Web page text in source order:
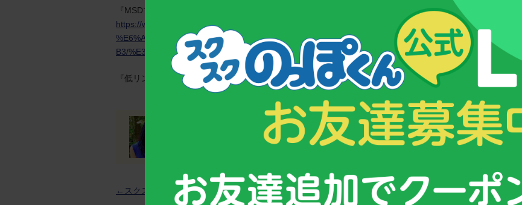
『MSDマニュアル家庭版』
https://www.msdmanuals.com/ja-jp/%E3%83%9B%E3%83%BC%E3%83%A0/11-
%E6%A0%84%E9%A4%8A%E9%9A%9C%E5%AE%B3/%E3%83%93%E3%82%BF%E3%83%9F%E3%83%
B3/%E3%83%93%E3%82%BF%E3%83%9F%E3%83%B3d
『低リン血性くる病ナビ』http://www.teirin-kurubyo.jp/patients/kurubyo/01.html
MR(医薬情報担当者)：編集部スタッフ：古谷祥子
←スクスクNews一覧へ